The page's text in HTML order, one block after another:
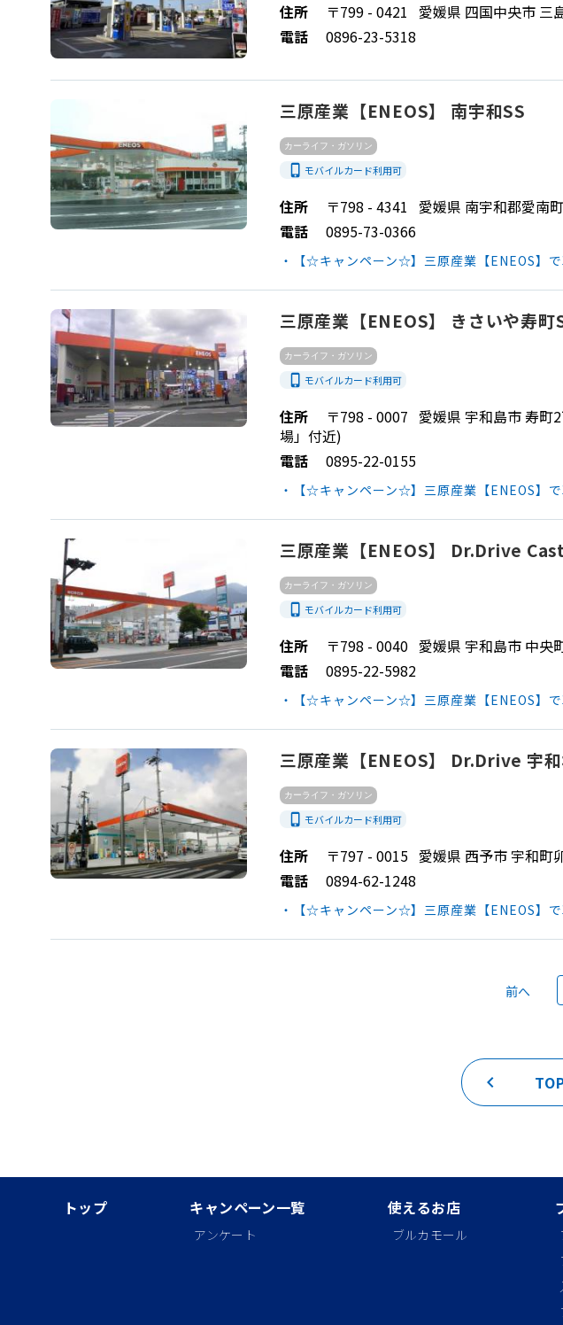
住所
〒799 - 0421 愛媛県 四国中央市 三
電話
0896-23-5318
三原産業【ENEOS】 南宇和SS
カーライフ・ガソリン
phone_iphone モバイルカード利用可
住所
〒798 - 4341 愛媛県 南宇和郡愛南
電話
0895-73-0366
・【☆キャンペーン☆】三原産業【ENEOS】
三原産業【ENEOS】 きさいや寿町
カーライフ・ガソリン
phone_iphone モバイルカード利用可
住所
〒798 - 0007 愛媛県 宇和島市 寿町
場」付近)
電話
0895-22-0155
・【☆キャンペーン☆】三原産業【ENEOS】
三原産業【ENEOS】 Dr.Drive
カーライフ・ガソリン
phone_iphone モバイルカード利用可
住所
〒798 - 0040 愛媛県 宇和島市 中央
電話
0895-22-5982
・【☆キャンペーン☆】三原産業【ENEOS】
三原産業【ENEOS】 Dr.Drive 宇
カーライフ・ガソリン
phone_iphone モバイルカード利用可
住所
〒797 - 0015 愛媛県 西予市 宇和町
電話
0894-62-1248
・【☆キャンペーン☆】三原産業【ENEOS】
前へ
keyboard_arrow_left
トップ キャンペーン一覧
アンケート
使えるお店
ブルカモール